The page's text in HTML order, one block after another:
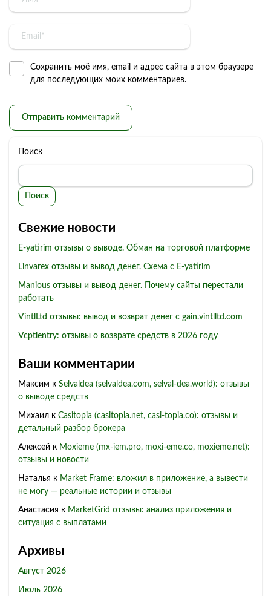
Сохранить моё имя, email и адрес сайта в этом браузере
для последующих моих комментариев.
Поиск
Поиск
Свежие новости
E-yatirim отзывы о выводе. Обман на торговой платформе
Linvarex отзывы и вывод денег. Схема с E-yatirim
Manious отзывы и вывод денег. Почему сайты перестали
работать
VintlLtd отзывы: вывод и возврат денег с gain.vintlltd.com
Vcptlentry: отзывы о возврате средств в 2026 году
Ваши комментарии
Максим к Selvaldea (selvaldea.com, selval-dea.world): отзывы
о выводе средств
Михаил к Casitopia (casitopia.net, casi-topia.co): отзывы и
детальный разбор брокера
Алексей к Moxieme (mx-iem.pro, moxi-eme.co, moxieme.net):
отзывы и новости
Наталья к Market Frame: вложил в приложение, а вывести
не могу — реальные истории и отзывы
Анастасия к MarketGrid отзывы: анализ приложения и
ситуация с выплатами
Архивы
Август 2026
Июль 2026